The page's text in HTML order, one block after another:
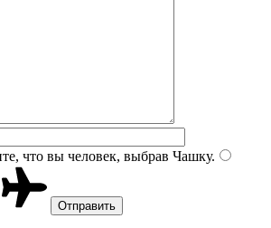
что вы человек, выбрав Чашку.